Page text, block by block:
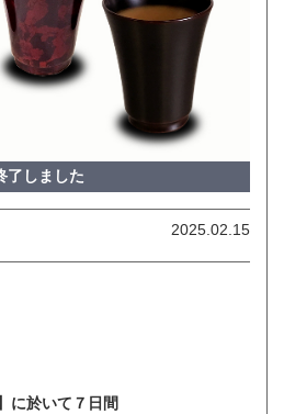
了しました
2025.02.15
に於いて７日間